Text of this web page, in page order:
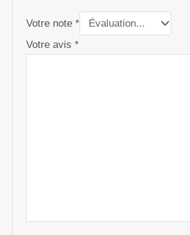
Votre note*
Votre avis*